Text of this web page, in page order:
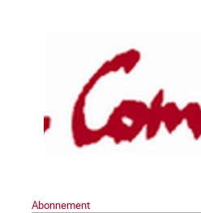
Abonnement